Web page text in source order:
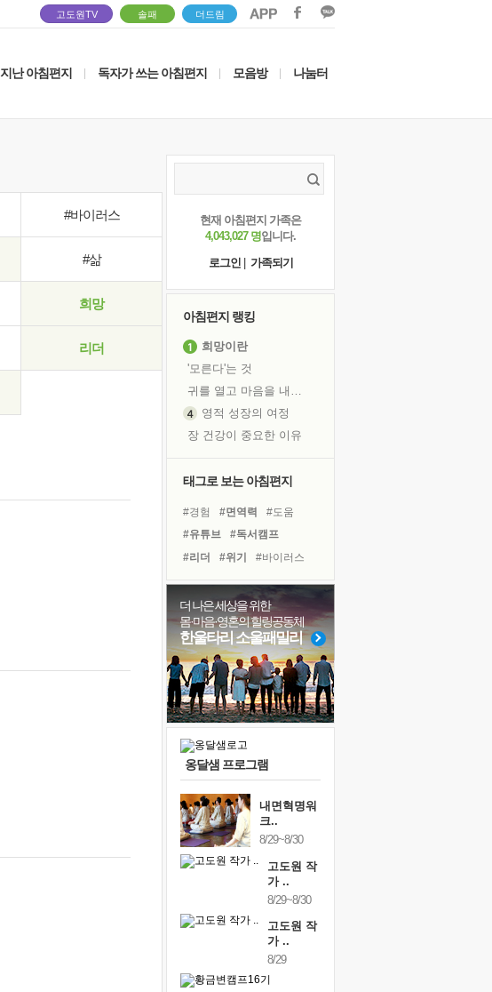
고도원TV 솔패 더드림
지난 아침편지 독자가 쓰는 아침편지 모음방 나눔터
#바이러스
#삶
희망
리더
현재 아침편지 가족은
4,043,027 명입니다.
로그인
가족되기
아침편지 랭킹
희망이란
'모른다'는 것
귀를 열고 마음을 내어주고
영적 성장의 여정
장 건강이 중요한 이유
꿈이 실제가 되는 것
'말 타는 법'을 먼저
졸업식 사진을 보며
극심한 변비, 어깨결림, 수면 장애
아픈 아버지를 위한 공간 설계
슬럼프
보고 싶은 어머니
못된 꼰대들
태그로 보는 아침편지
#경험 #면역력
#도움
#유튜브
#독서캠프
#리더
#위기
#바이러스
#아이들
#명상
#건강
#사람
#희망
#나눔
#비전캠프
#친구
#선택
#삶
#다짐 #힐링 #극복
더 나은 세상을 위한
몸·마음·영혼의 힐링공동체
한울타리 소울패밀리
옹달샘 프로그램
내면혁명워
크..
8/29~8/30
고도원 작
가 ..
8/29~8/30
고도원 작
가 ..
8/29